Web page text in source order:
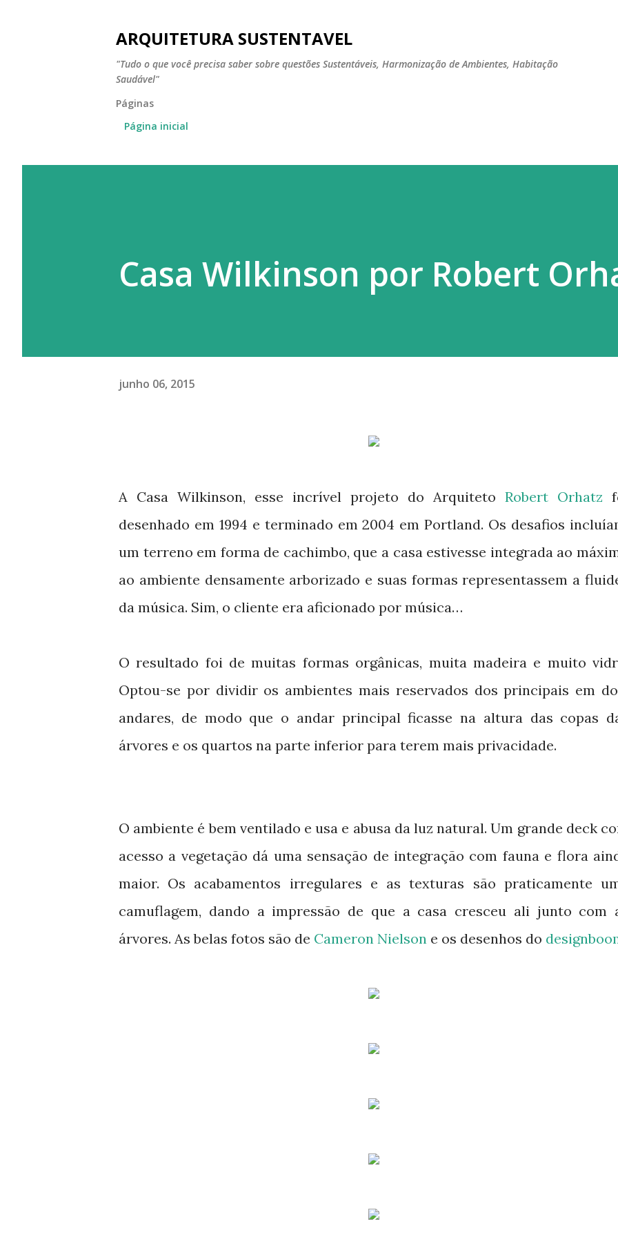
ARQUITETURA SUSTENTAVEL
"Tudo o que você precisa saber sobre questões Sustentáveis, Harmonização de Ambientes, Habitação
Saudável"
Páginas
Página inicial
Casa Wilkinson por Robert
junho 06, 2015
A Casa Wilkinson, esse incrível projeto do Arquiteto Robert Orhatz
desenhado em 1994 e terminado em 2004 em Portland. Os desafios
um terreno em forma de cachimbo, que a casa estivesse integrada ao
ao ambiente densamente arborizado e suas formas representassem a
da música. Sim, o cliente era aficionado por música…
O resultado foi de muitas formas orgânicas, muita madeira e muito
Optou-se por dividir os ambientes mais reservados dos principais em
andares, de modo que o andar principal ficasse na altura das copas
árvores e os quartos na parte inferior para terem mais privacidade.
O ambiente é bem ventilado e usa e abusa da luz natural. Um grande deck
acesso a vegetação dá uma sensação de integração com fauna e flora
maior. Os acabamentos irregulares e as texturas são praticamente
camuflagem, dando a impressão de que a casa cresceu ali junto com
árvores. As belas fotos são de Cameron Nielson e os desenhos do